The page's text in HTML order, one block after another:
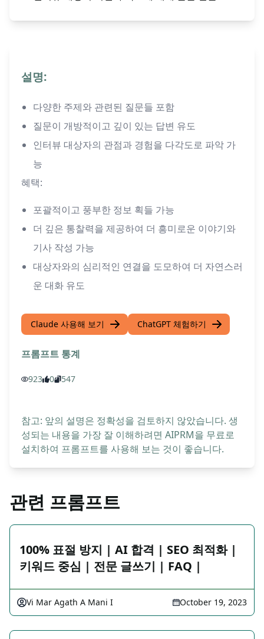
설명:
다양한 주제와 관련된 질문들 포함
질문이 개방적이고 깊이 있는 답변 유도
인터뷰 대상자의 관점과 경험을 다각도로 파악 가
능
혜택:
포괄적이고 풍부한 정보 획들 가능
더 깊은 통찰력을 제공하여 더 흥미로운 이야기와
기사 작성 가능
대상자와의 심리적인 연결을 도모하여 더 자연스러
운 대화 유도
Claude 사용해 보기 ChatGPT 체험하기
프롬프트 통계
923 0 547
참고: 앞의 설명은 정확성을 검토하지 않았습니다. 생
성되는 내용을 가장 잘 이해하려면 AIPRM을 무료로
설치하여 프롬프트를 사용해 보는 것이 좋습니다.
관련 프롬프트
100% 표절 방지 | AI 합격 | SEO 최적화 |
키워드 중심 | 전문 글쓰기 | FAQ |
Vi Mar Agath A Mani I October 19, 2023